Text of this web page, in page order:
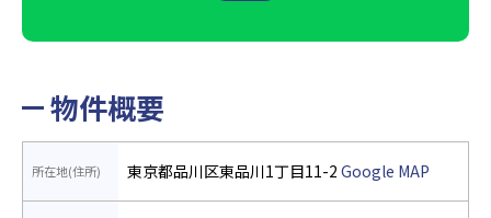
物件概要
所在地(住所) 東京都品川区東品川1丁目11-2 Google MAP